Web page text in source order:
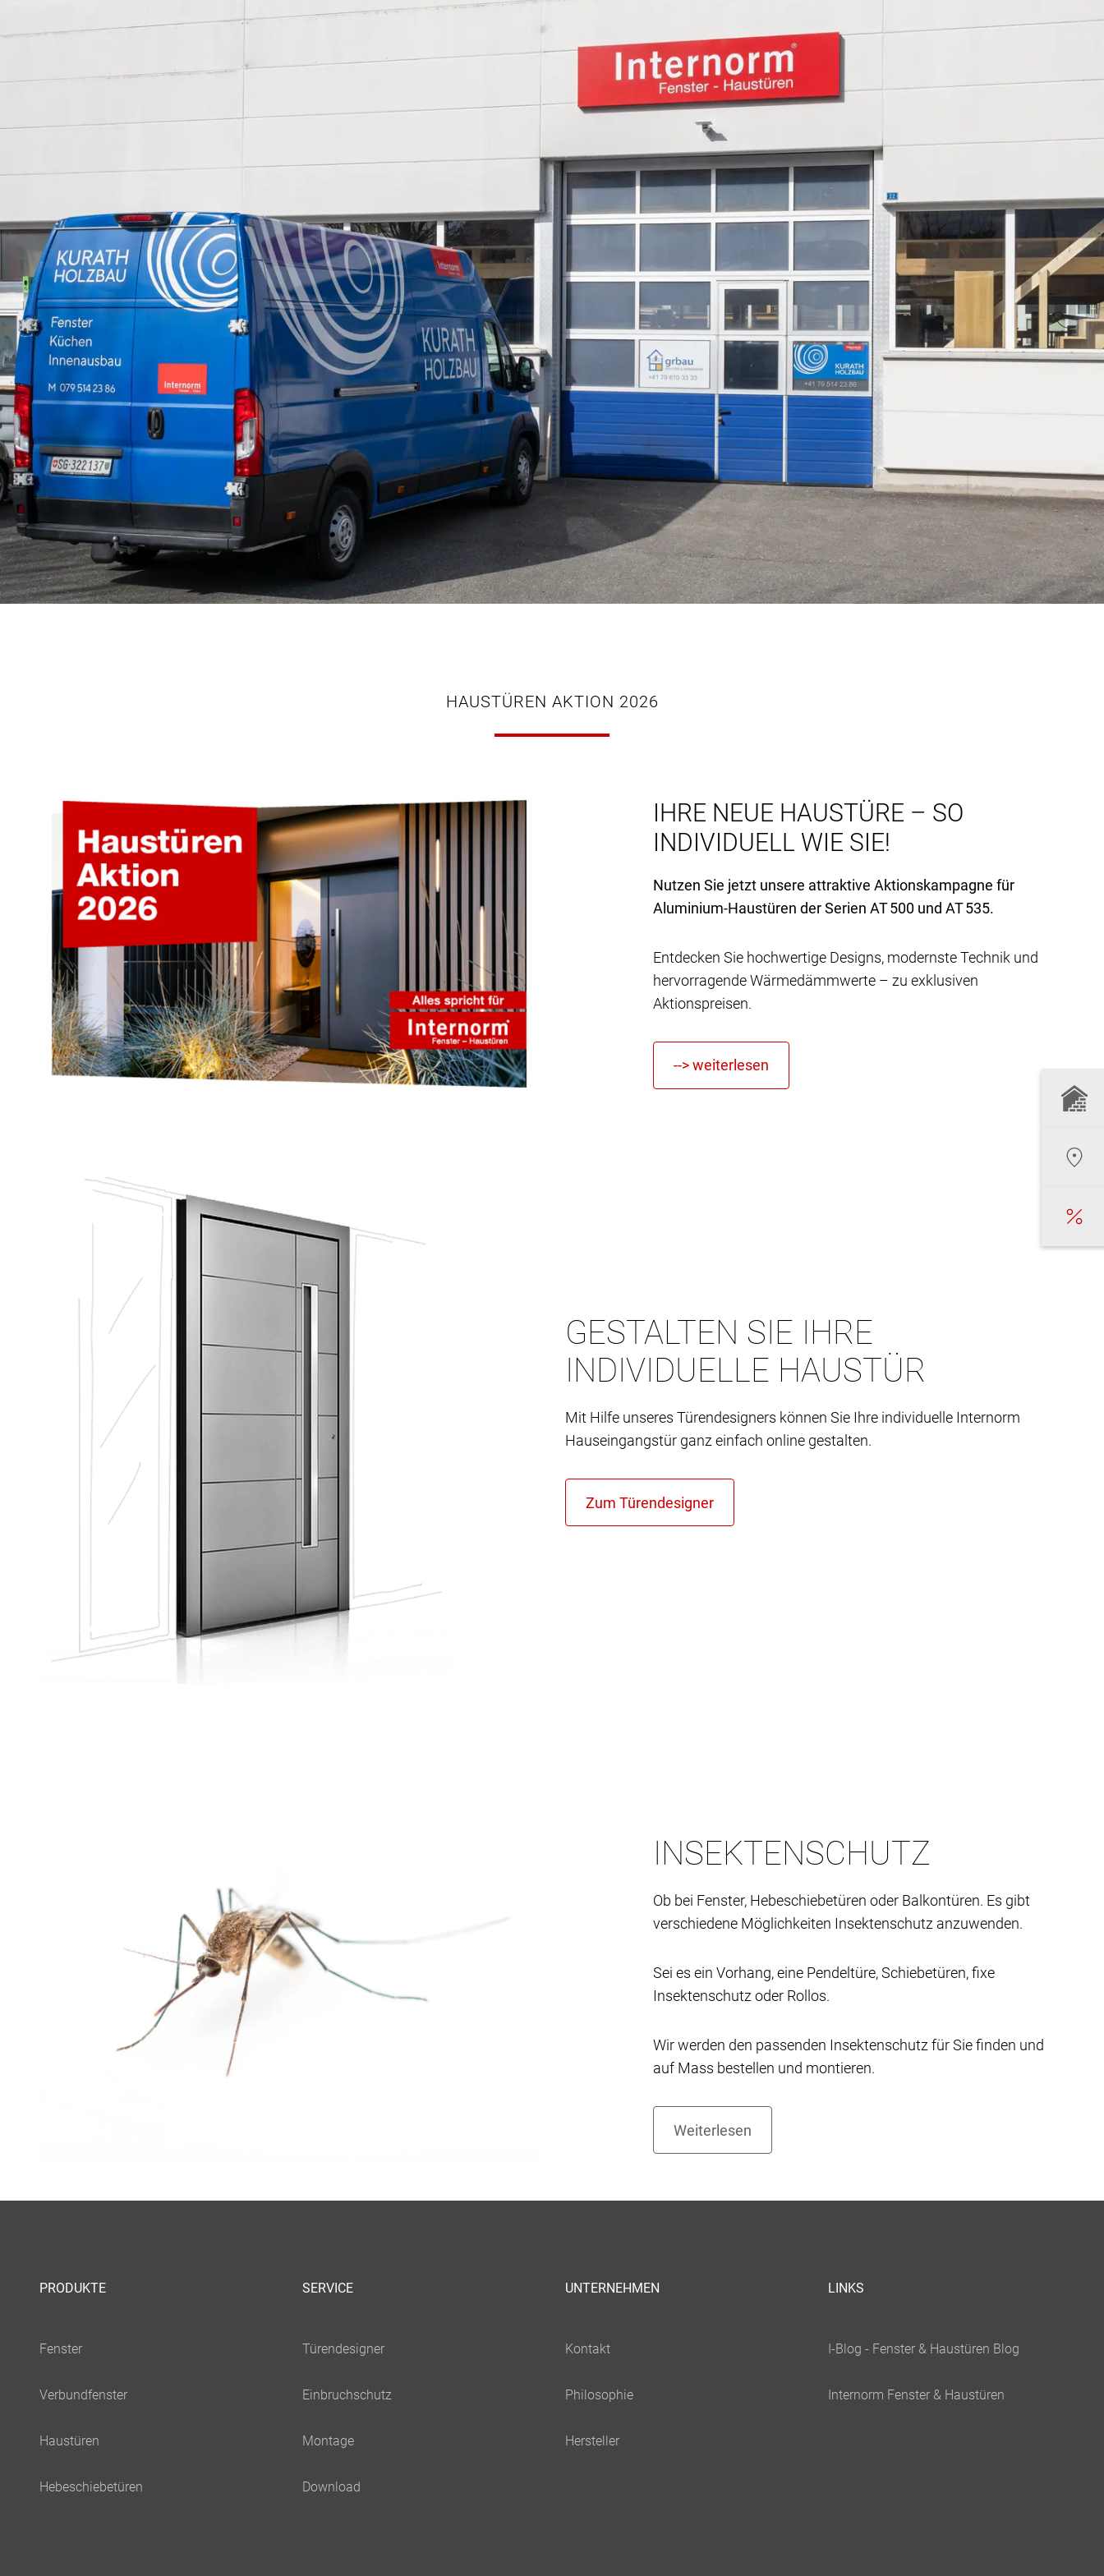
HAUSTÜREN AKTION 2026
IHRE NEUE HAUSTÜRE – SO
INDIVIDUELL WIE SIE!
Nutzen Sie jetzt unsere attraktive Aktionskampagne für
Aluminium-Haustüren der Serien AT 500 und AT 535.
Entdecken Sie hochwertige Designs, modernste Technik und
hervorragende Wärmedämmwerte – zu exklusiven
Aktionspreisen.
GESTALTEN SIE IHRE
INDIVIDUELLE HAUSTÜR
Mit Hilfe unseres Türendesigners können Sie Ihre individuelle Internorm
Hauseingangstür ganz einfach online gestalten.
INSEKTENSCHUTZ
Ob bei Fenster, Hebeschiebetüren oder Balkontüren. Es gibt
verschiedene Möglichkeiten Insektenschutz anzuwenden.
Sei es ein Vorhang, eine Pendeltüre, Schiebetüren, fixe
Insektenschutz oder Rollos.
Wir werden den passenden Insektenschutz für Sie finden und
auf Mass bestellen und montieren.
PRODUKTE SERVICE UNTERNEHMEN LINKS